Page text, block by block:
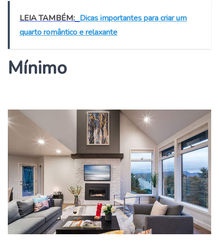
LEIA TAMBÉM: Dicas importantes para criar um
quarto romântico e relaxante
Mínimo